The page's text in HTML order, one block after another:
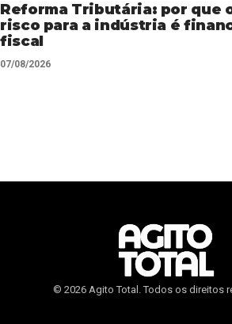
Reforma Tributária: por que
risco para a indústria é
fiscal
07/08/2026
© 2026 Agito Total. Todos os direitos